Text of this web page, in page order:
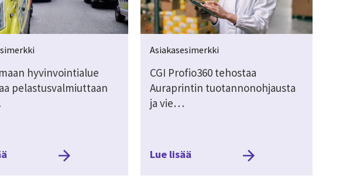
hyvinvointialue
pelastusvalmiuttaan
Asiakasesimerkki
CGI Profio360 tehostaa
Auraprintin tuotannonohjausta
ja vie…
Lue lisää